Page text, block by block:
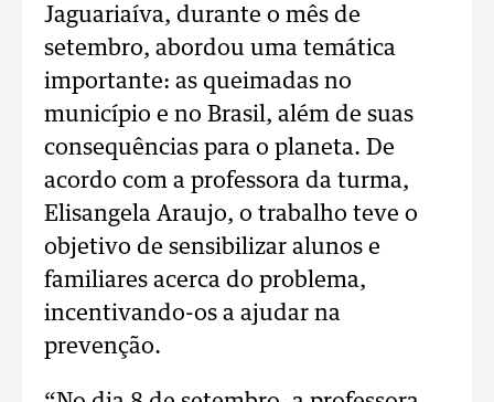
Jaguariaíva, durante o mês de
setembro, abordou uma temática
importante: as queimadas no
município e no Brasil, além de suas
consequências para o planeta. De
acordo com a professora da turma,
Elisangela Araujo, o trabalho teve o
objetivo de sensibilizar alunos e
familiares acerca do problema,
incentivando-os a ajudar na
prevenção.